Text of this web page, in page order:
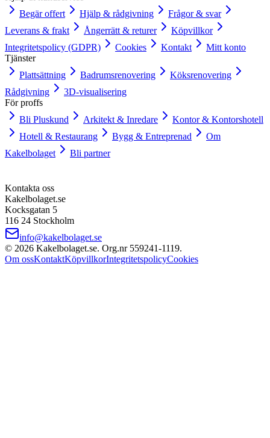
Begär offert
Hjälp & rådgivning
Frågor & svar
Leverans & frakt
Ångerrätt & returer
Köpvillkor
Integritetspolicy (GDPR)
Cookies Kontakt
Mitt konto
Tjänster
Plattsättning
Badrumsrenovering
Köksrenovering
Rådgivning
3D-visualisering
För proffs
Bli Pluskund
Arkitekt & Inredare
Kontor & Kontorshotell
Hotell & Restaurang
Bygg & Entreprenad
Om
Kakelbolaget
Bli partner
Kontakta oss
Kakelbolaget.se
Kocksgatan 5
116 24 Stockholm
info@kakelbolaget.se
© 2026 Kakelbolaget.se. Org.nr 559241‑1119.
Om ossKontaktKöpvillkorIntegritetspolicyCookies